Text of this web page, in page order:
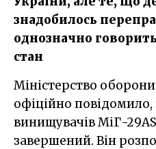
знадобилось
однозначно
стан
Міністерство оборони Словаччини
офіційно
винищувачів МіГ-
завершений. Він